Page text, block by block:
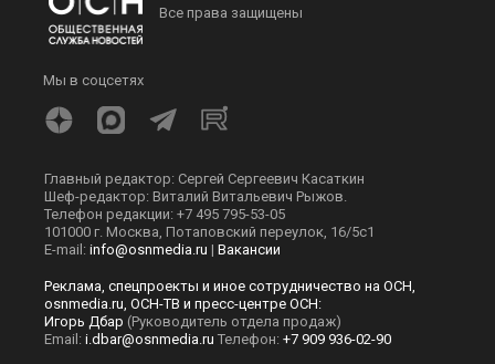
Все права защищены
Мы в соцсетях
Главный редактор: Сергей Сергеевич Касаткин
Шеф-редактор: Виталий Витальевич Рыжов.
Телефон редакции: +7 495 795-53-05
101000 г. Москва, Потаповский переулок, 16/5с1
E-mail: info@osnmedia.ru | Вакансии
Реклама, спецпроекты и иное сотрудничество на ОСН,
osnmedia.ru, ОСН-ТВ и пресс-центре ОСН:
Игорь Дбар (Руководитель отдела продаж)
Email: i.dbar@osnmedia.ru Телефон: +7 909 936-02-90